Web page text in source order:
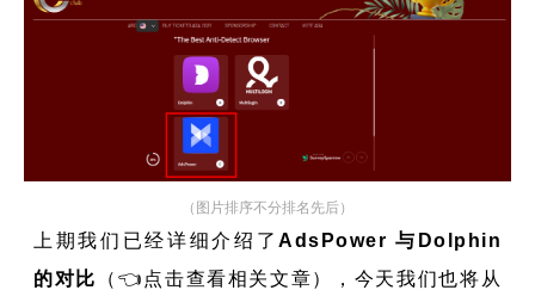
（图片排序不分排名先后）
上期我们已经详细介绍了AdsPower 与Dolphin
的对比
（👈点击查看相关文章），今天我们也将从